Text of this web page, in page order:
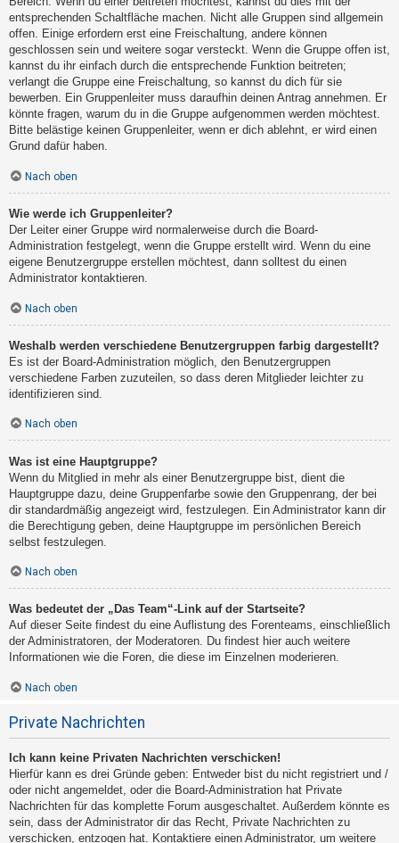
entsprechenden Schaltfläche machen. Nicht alle Gruppen sind allgemein
offen. Einige erfordern erst eine Freischaltung, andere können
geschlossen sein und weitere sogar versteckt. Wenn die Gruppe offen ist,
kannst du ihr einfach durch die entsprechende Funktion beitreten;
verlangt die Gruppe eine Freischaltung, so kannst du dich für sie
bewerben. Ein Gruppenleiter muss daraufhin deinen Antrag annehmen. Er
könnte fragen, warum du in die Gruppe aufgenommen werden möchtest.
Bitte belästige keinen Gruppenleiter, wenn er dich ablehnt, er wird einen
Grund dafür haben.
Nach oben
Wie werde ich Gruppenleiter?
Der Leiter einer Gruppe wird normalerweise durch die Board-
Administration festgelegt, wenn die Gruppe erstellt wird. Wenn du eine
eigene Benutzergruppe erstellen möchtest, dann solltest du einen
Administrator kontaktieren.
Nach oben
Weshalb werden verschiedene Benutzergruppen farbig dargestellt?
Es ist der Board-Administration möglich, den Benutzergruppen
verschiedene Farben zuzuteilen, so dass deren Mitglieder leichter zu
identifizieren sind.
Nach oben
Was ist eine Hauptgruppe?
Wenn du Mitglied in mehr als einer Benutzergruppe bist, dient die
Hauptgruppe dazu, deine Gruppenfarbe sowie den Gruppenrang, der bei
dir standardmäßig angezeigt wird, festzulegen. Ein Administrator kann dir
die Berechtigung geben, deine Hauptgruppe im persönlichen Bereich
selbst festzulegen.
Nach oben
Was bedeutet der „Das Team“-Link auf der Startseite?
Auf dieser Seite findest du eine Auflistung des Forenteams, einschließlich
der Administratoren, der Moderatoren. Du findest hier auch weitere
Informationen wie die Foren, die diese im Einzelnen moderieren.
Nach oben
Private Nachrichten
Ich kann keine Privaten Nachrichten verschicken!
Hierfür kann es drei Gründe geben: Entweder bist du nicht registriert und /
oder nicht angemeldet, oder die Board-Administration hat Private
Nachrichten für das komplette Forum ausgeschaltet. Außerdem könnte es
sein, dass der Administrator dir das Recht, Private Nachrichten zu
verschicken, entzogen hat. Kontaktiere einen Administrator, um weitere